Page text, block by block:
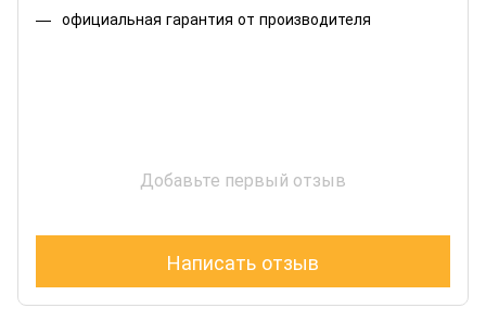
официальная гарантия от производителя
Добавьте первый отзыв
Написать отзыв